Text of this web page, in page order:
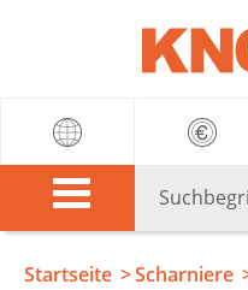
Startseite Scharniere